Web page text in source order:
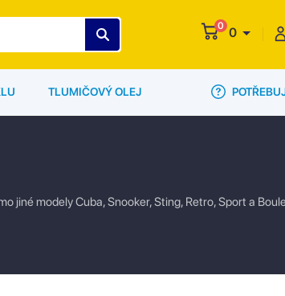
0 0
TLUMIČOVÝ OLEJ
jiné modely Cuba, Snooker, Sting, Retro, Sport a